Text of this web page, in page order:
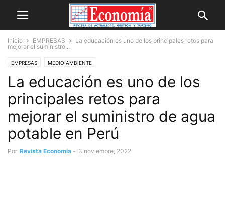
Inicio EMPRESAS
La educación es uno de los principales retos para
mejorar el suministro...
EMPRESAS MEDIO AMBIENTE
La educación es uno de los
principales retos para
mejorar el suministro de agua
potable en Perú
Por Revista Economía - 3 noviembre, 2022